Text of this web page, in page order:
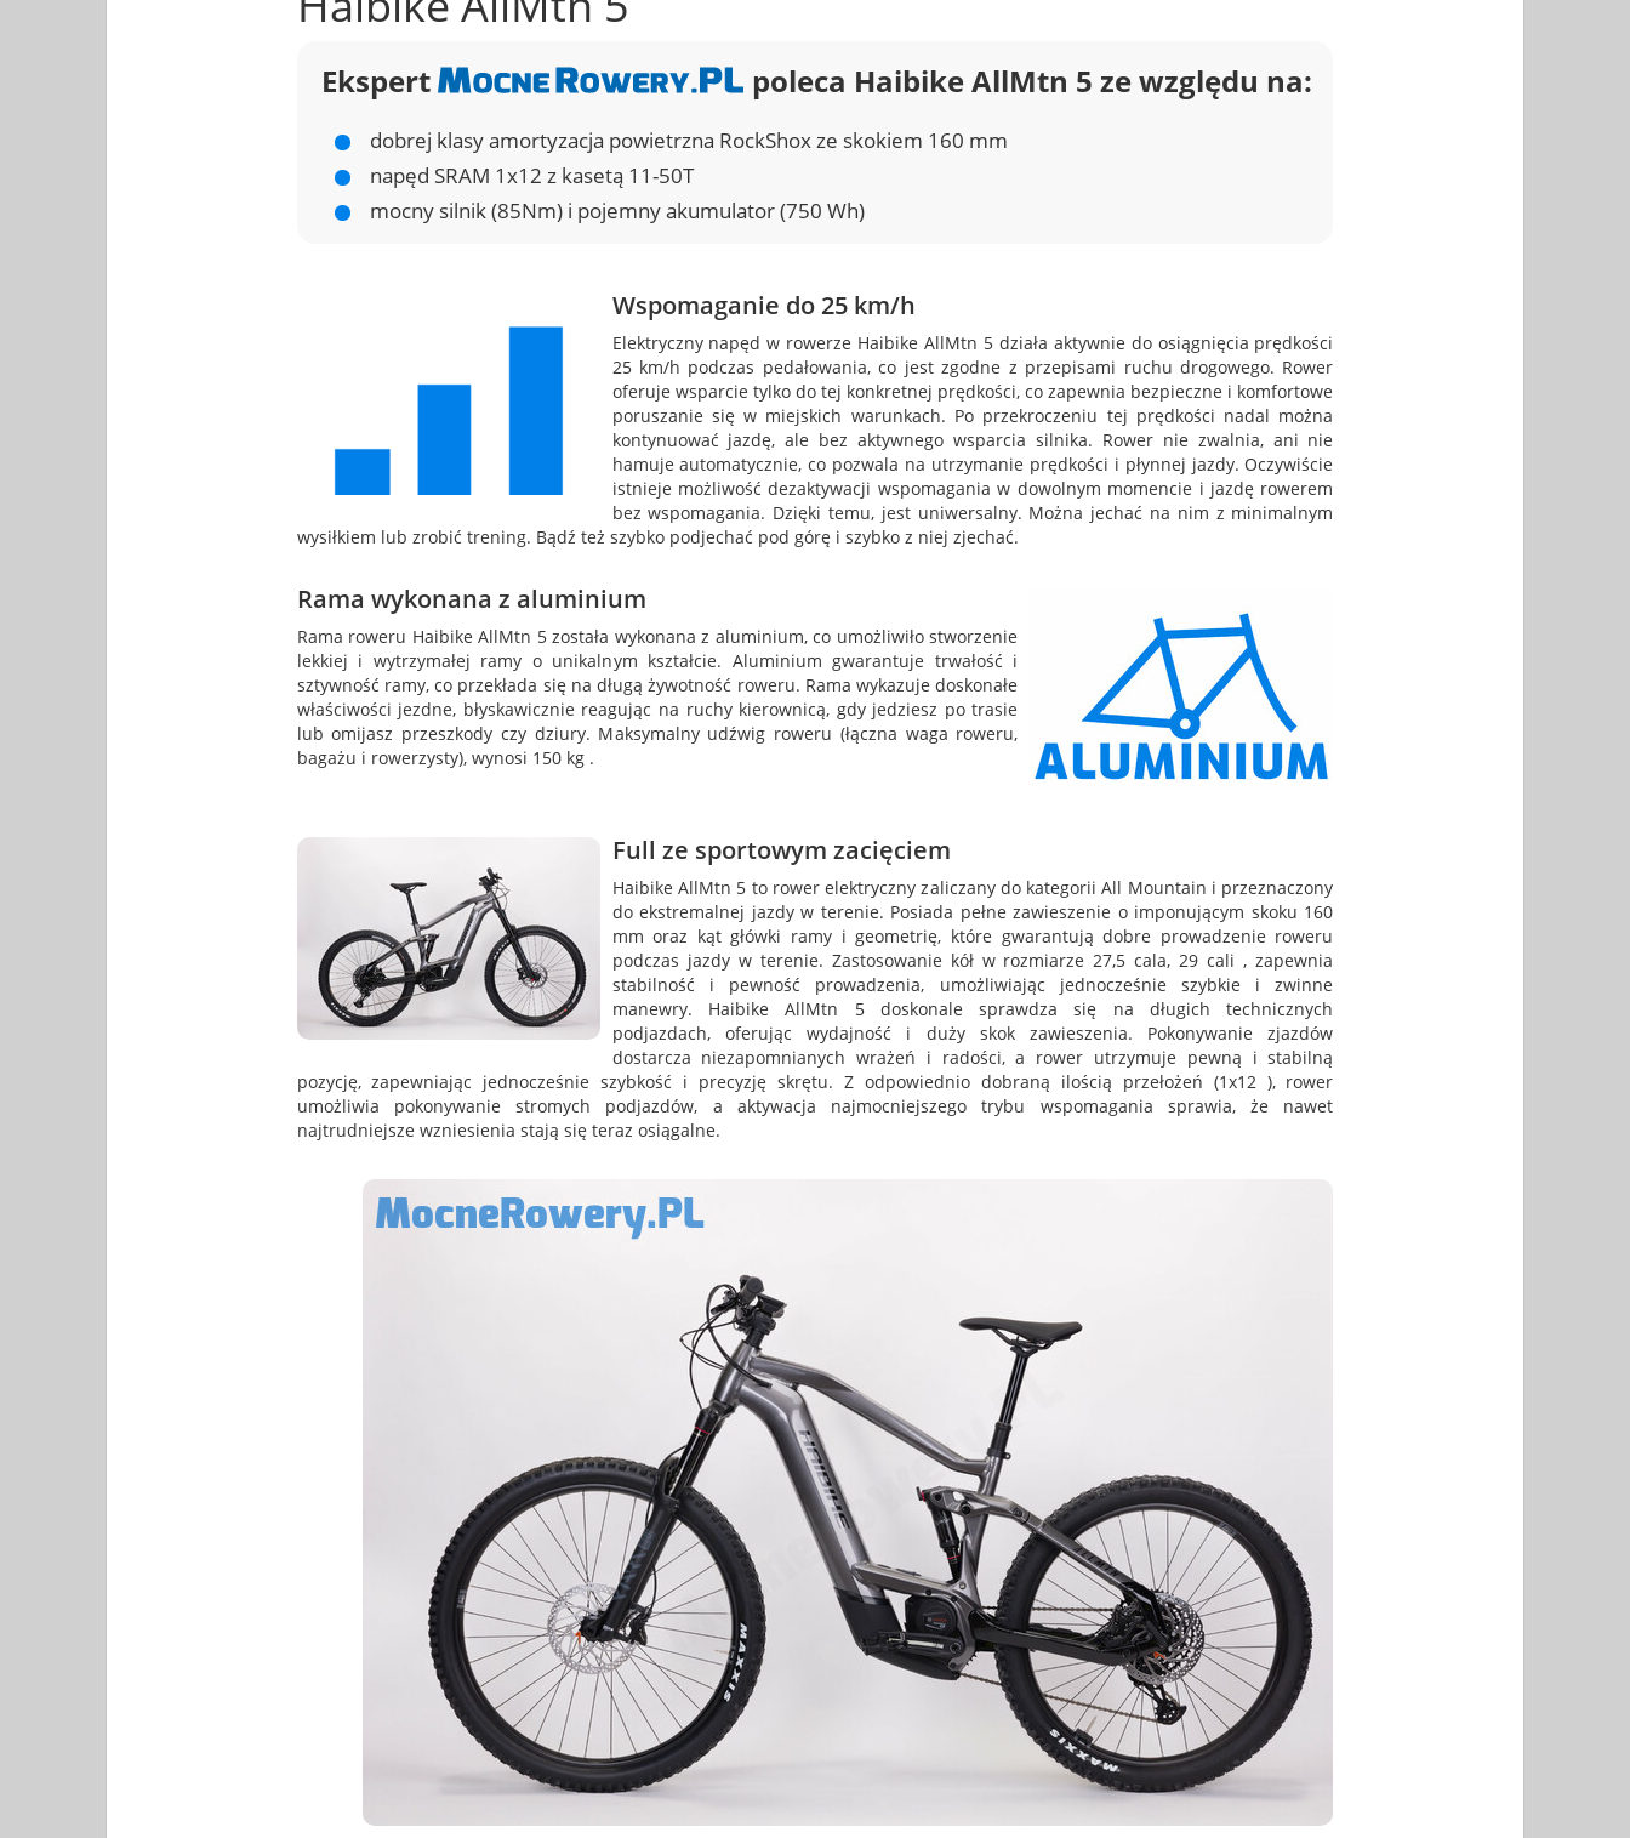
Ekspert poleca Haibike AllMtn 5 ze względu na:
dobrej klasy amortyzacja powietrzna RockShox ze skokiem 160 mm
napęd SRAM 1x12 z kasetą 11-50T
mocny silnik (85Nm) i pojemny akumulator (750 Wh)
Wspomaganie do 25 km/h
Elektryczny napęd w rowerze Haibike AllMtn 5 działa aktywnie do osiągnięcia prędkości
25 km/h podczas pedałowania, co jest zgodne z przepisami ruchu drogowego. Rower
oferuje wsparcie tylko do tej konkretnej prędkości, co zapewnia bezpieczne i komfortowe
poruszanie się w miejskich warunkach. Po przekroczeniu tej prędkości nadal można
kontynuować jazdę, ale bez aktywnego wsparcia silnika. Rower nie zwalnia, ani nie
hamuje automatycznie, co pozwala na utrzymanie prędkości i płynnej jazdy. Oczywiście
istnieje możliwość dezaktywacji wspomagania w dowolnym momencie i jazdę rowerem
bez wspomagania. Dzięki temu, jest uniwersalny. Można jechać na nim z minimalnym
wysiłkiem lub zrobić trening. Bądź też szybko podjechać pod górę i szybko z niej zjechać.
Rama wykonana z aluminium
Rama roweru Haibike AllMtn 5 została wykonana z aluminium, co umożliwiło stworzenie
lekkiej i wytrzymałej ramy o unikalnym kształcie. Aluminium gwarantuje trwałość i
sztywność ramy, co przekłada się na długą żywotność roweru. Rama wykazuje doskonałe
właściwości jezdne, błyskawicznie reagując na ruchy kierownicą, gdy jedziesz po trasie
lub omijasz przeszkody czy dziury. Maksymalny udźwig roweru (łączna waga roweru,
bagażu i rowerzysty), wynosi 150 kg .
Full ze sportowym zacięciem
Haibike AllMtn 5 to rower elektryczny zaliczany do kategorii All Mountain i przeznaczony
do ekstremalnej jazdy w terenie. Posiada pełne zawieszenie o imponującym skoku 160
mm oraz kąt główki ramy i geometrię, które gwarantują dobre prowadzenie roweru
podczas jazdy w terenie. Zastosowanie kół w rozmiarze 27,5 cala, 29 cali , zapewnia
stabilność i pewność prowadzenia, umożliwiając jednocześnie szybkie i zwinne
manewry. Haibike AllMtn 5 doskonale sprawdza się na długich technicznych
podjazdach, oferując wydajność i duży skok zawieszenia. Pokonywanie zjazdów
dostarcza niezapomnianych wrażeń i radości, a rower utrzymuje pewną i stabilną
pozycję, zapewniając jednocześnie szybkość i precyzję skrętu. Z odpowiednio dobraną ilością przełożeń (1x12 ), rower
umożliwia pokonywanie stromych podjazdów, a aktywacja najmocniejszego trybu wspomagania sprawia, że nawet
najtrudniejsze wzniesienia stają się teraz osiągalne.